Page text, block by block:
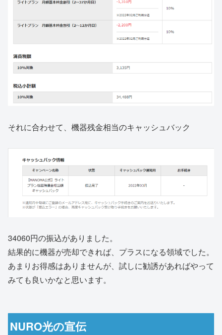
それに合わせて、機器残金相当のキャッシュバック
34060円の振込がありました。
結果的に機器が売却できれば、プラスになる領域でした。
あまりお得感はありませんが、試しに勧誘があればやって
みても良いかなと思います。
NURO光の宣伝